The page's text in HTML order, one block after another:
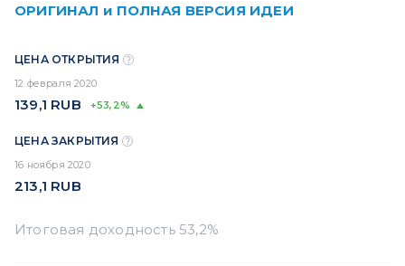
ОРИГИНАЛ и ПОЛНАЯ ВЕРСИЯ ИДЕИ
ЦЕНА ОТКРЫТИЯ
12 февраля 2020
139,1 RUB +53,2%
ЦЕНА ЗАКРЫТИЯ
16 ноября 2020
213,1 RUB